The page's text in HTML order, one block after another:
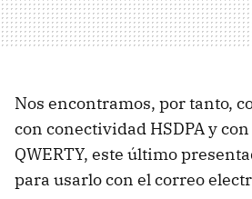
Nos encontramos, por tanto,
con conectividad HSDPA y
QWERTY, este último
para usarlo con el correo